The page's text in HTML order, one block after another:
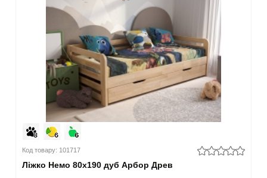
Код товару: 101717
Ліжко Немо 80x190 дуб Арбор Древ